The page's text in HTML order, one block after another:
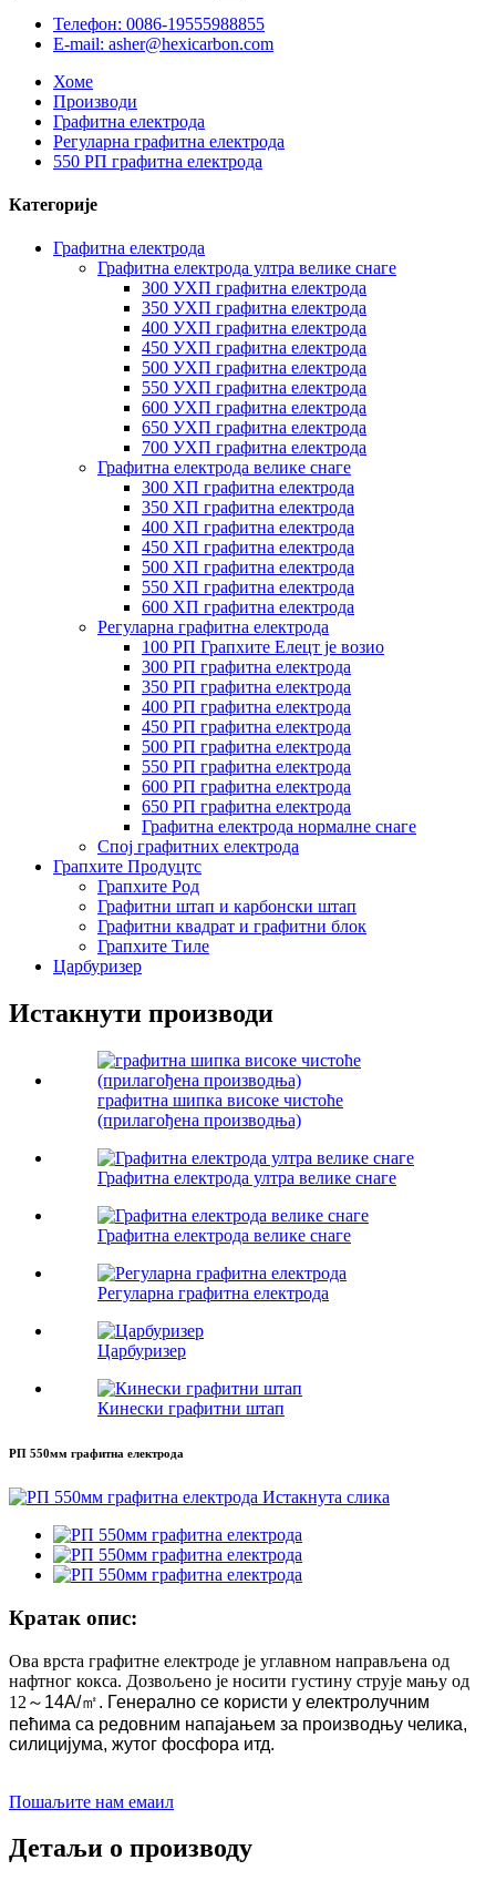
Телефон: 0086-19555988855
E-mail: asher@hexicarbon.com
Хоме
Производи
Графитна електрода
Регуларна графитна електрода
550 РП графитна електрода
Категорије
Графитна електрода
Графитна електрода ултра велике снаге
300 УХП графитна електрода
350 УХП графитна електрода
400 УХП графитна електрода
450 УХП графитна електрода
500 УХП графитна електрода
550 УХП графитна електрода
600 УХП графитна електрода
650 УХП графитна електрода
700 УХП графитна електрода
Графитна електрода велике снаге
300 ХП графитна електрода
350 ХП графитна електрода
400 ХП графитна електрода
450 ХП графитна електрода
500 ХП графитна електрода
550 ХП графитна електрода
600 ХП графитна електрода
Регуларна графитна електрода
100 РП Грапхите Елецт је возио
300 РП графитна електрода
350 РП графитна електрода
400 РП графитна електрода
450 РП графитна електрода
500 РП графитна електрода
550 РП графитна електрода
600 РП графитна електрода
650 РП графитна електрода
Графитна електрода нормалне снаге
Спој графитних електрода
Грапхите Продуцтс
Грапхите Род
Графитни штап и карбонски штап
Графитни квадрат и графитни блок
Грапхите Тиле
Царбуризер
Истакнути производи
графитна шипка високе чистоће
(прилагођена производња)
Графитна електрода ултра велике снаге
Графитна електрода велике снаге
Регуларна графитна електрода
Царбуризер
Кинески графитни штап
РП 550мм графитна електрода
Кратак опис:
Ова врста графитне електроде је углавном направљена од
нафтног кокса. Дозвољено је носити густину струје мању од
12 ～ 14А/㎡. Генерално се користи у електролучним
пећима са редовним напајањем за производњу челика,
силицијума, жутог фосфора итд.
Пошаљите нам емаил
Детаљи о производу